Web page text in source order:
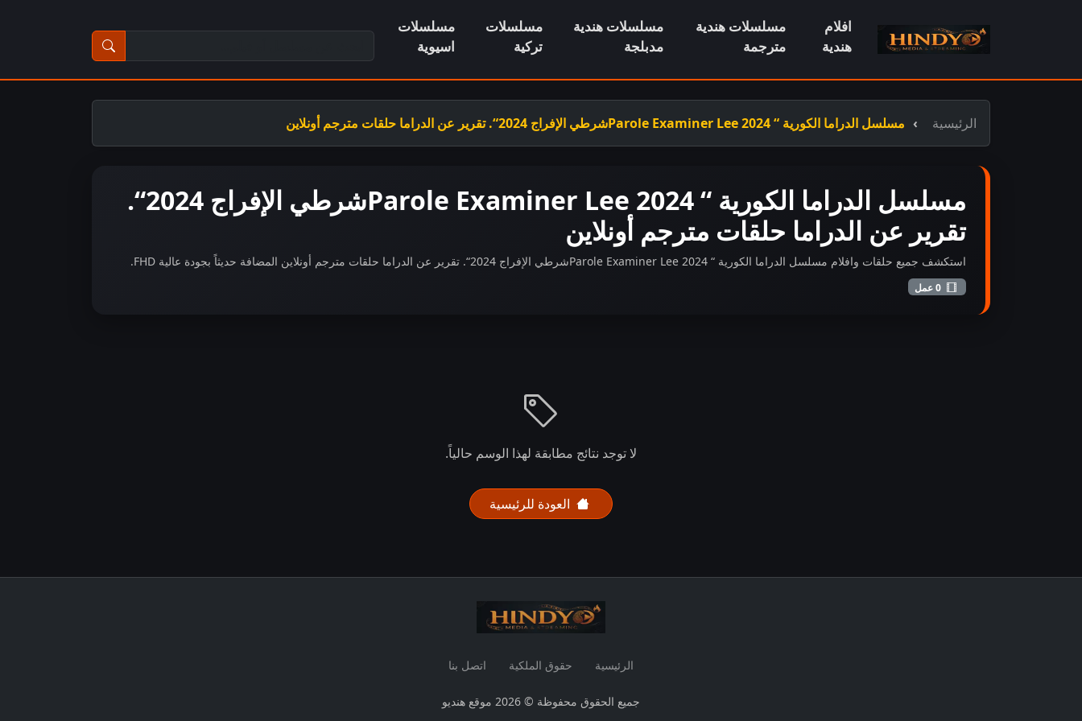
افلام
هندية
مسلسلات هندية
مترجمة
مسلسلات هندية
مدبلجة
مسلسلات
تركية
مسلسلات
اسيوية
الرئيسية مسلسل الدراما الكورية “ Parole Examiner Lee 2024شرطي الإفراج 2024“. تقرير عن الدراما حلقات مترجم أونلاين
مسلسل الدراما الكورية “ Parole Examiner Lee 2024شرطي الإفراج 2024“.
تقرير عن الدراما حلقات مترجم أونلاين
استكشف جميع حلقات وافلام مسلسل الدراما الكورية “ Parole Examiner Lee 2024شرطي الإفراج 2024“. تقرير عن الدراما حلقات مترجم أونلاين المضافة حديثاً بجودة عالية FHD.
لا توجد نتائج مطابقة لهذا الوسم حالياً.
العودة للرئيسية
الرئيسية حقوق الملكية اتصل بنا
جميع الحقوق محفوظة © 2026 موقع هنديو